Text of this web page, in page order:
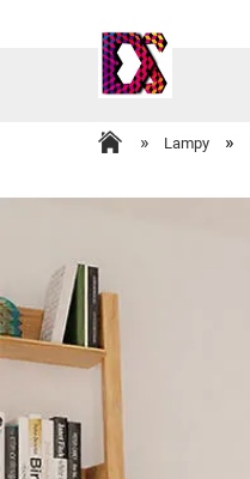
» Lampy »